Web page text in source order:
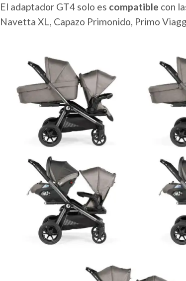
El adaptador GT4 solo es compatible con
Navetta XL, Capazo Primonido, Primo